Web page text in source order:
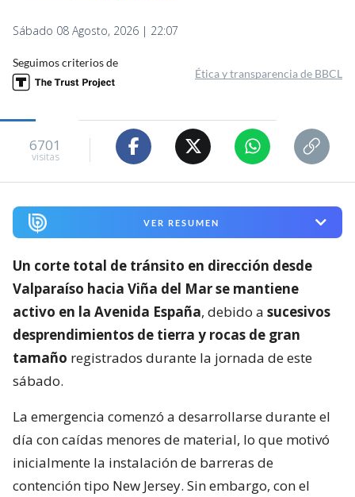
Sábado 08 Agosto, 2026 | 22:07
Seguimos criterios de
Ética y transparencia de BBCL
6701
visitas
VER RESUMEN
Un corte total de tránsito en dirección desde
Valparaíso hacia Viña del Mar se mantiene
activo en la Avenida España, debido a sucesivos
desprendimientos de tierra y rocas de gran
tamaño registrados durante la jornada de este
sábado.
La emergencia comenzó a desarrollarse durante el
día con caídas menores de material, lo que motivó
inicialmente la instalación de barreras de
contención tipo New Jersey. Sin embargo, con el